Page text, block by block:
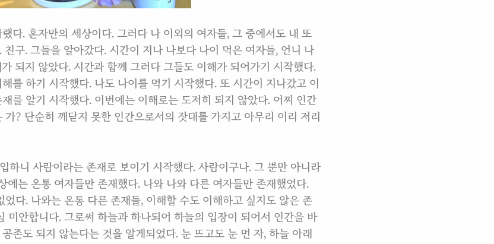
다. 혼자만의 세상이다. 그러다 나 이외의 여자들, 그 중에서도 내 또
친구. 그들을 알아갔다. 시간이 지나 나보다 나이 먹은 여자들, 언니 나
되지 않았다. 시간과 함께 그러다 그들도 이해가 되어가기 시작했다.
를 하기 시작했다. 나도 나이를 먹기 시작했다. 또 시간이 지나갔고 이
를 알기 시작했다. 이번에는 이해로는 도저히 되지 않았다. 어찌 인간
가? 단순히 깨닫지 못한 인간으로서의 잣대를 가지고 아무리 이리 저리
하니 사람이라는 존재로 보이기 시작했다. 사람이구나. 그 뿐만 아니라
에는 온통 여자들만 존재했다. 나와 나와 다른 여자들만 존재했었다.
었다. 나와는 온통 다른 존재들, 이해할 수도 이해하고 싶지도 않은 존
미안합니다. 그로써 하늘과 하나되어 하늘의 입장이 되어서 인간을 바
존도 되지 않는다는 것을 알게되었다. 눈 뜨고도 눈 먼 자, 하늘 아래